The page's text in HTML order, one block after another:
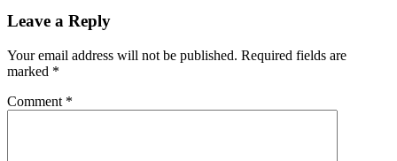
Leave a Reply
Your email address will not be published. Required fields are
marked *
Comment *